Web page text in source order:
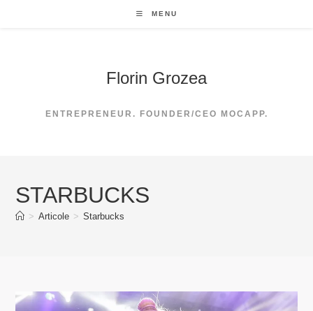
MENU
Florin Grozea
ENTREPRENEUR. FOUNDER/CEO MOCAPP.
STARBUCKS
> Articole > Starbucks